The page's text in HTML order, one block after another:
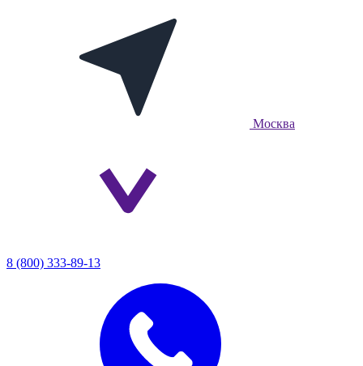
Москва
8 (800) 333-89-13